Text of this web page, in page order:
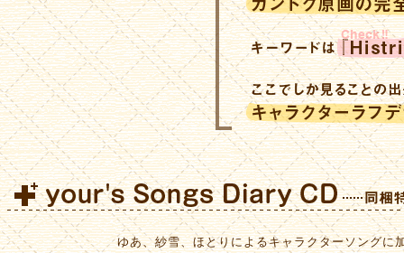
ゆあ、紗雪、ほとりによるキャラクターソングに